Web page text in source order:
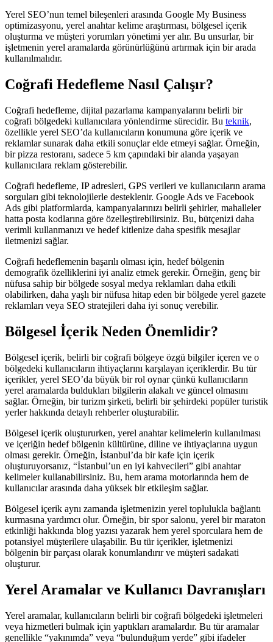
Yerel SEO’nun temel bileşenleri arasında Google My Business
optimizasyonu, yerel anahtar kelime araştırması, bölgesel içerik
oluşturma ve müşteri yorumları yönetimi yer alır. Bu unsurlar, bir
işletmenin yerel aramalarda görünürlüğünü artırmak için bir arada
kullanılmalıdır.
Coğrafi Hedefleme Nasıl Çalışır?
Coğrafi hedefleme, dijital pazarlama kampanyalarını belirli bir
coğrafi bölgedeki kullanıcılara yönlendirme sürecidir. Bu teknik,
özellikle yerel SEO’da kullanıcıların konumuna göre içerik ve
reklamlar sunarak daha etkili sonuçlar elde etmeyi sağlar. Örneğin,
bir pizza restoranı, sadece 5 km çapındaki bir alanda yaşayan
kullanıcılara reklam gösterebilir.
Coğrafi hedefleme, IP adresleri, GPS verileri ve kullanıcıların arama
sorguları gibi teknolojilerle desteklenir. Google Ads ve Facebook
Ads gibi platformlarda, kampanyalarınızı belirli şehirler, mahalleler
hatta posta kodlarına göre özelleştirebilirsiniz. Bu, bütçenizi daha
verimli kullanmanızı ve hedef kitlenize daha spesifik mesajlar
iletmenizi sağlar.
Coğrafi hedeflemenin başarılı olması için, hedef bölgenin
demografik özelliklerini iyi analiz etmek gerekir. Örneğin, genç bir
nüfusa sahip bir bölgede sosyal medya reklamları daha etkili
olabilirken, daha yaşlı bir nüfusa hitap eden bir bölgede yerel gazete
reklamları veya SEO stratejileri daha iyi sonuç verebilir.
Bölgesel İçerik Neden Önemlidir?
Bölgesel içerik, belirli bir coğrafi bölgeye özgü bilgiler içeren ve o
bölgedeki kullanıcıların ihtiyaçlarını karşılayan içeriklerdir. Bu tür
içerikler, yerel SEO’da büyük bir rol oynar çünkü kullanıcıların
yerel aramalarda buldukları bilgilerin alakalı ve güncel olmasını
sağlar. Örneğin, bir turizm şirketi, belirli bir şehirdeki popüler turistik
yerler hakkında detaylı rehberler oluşturabilir.
Bölgesel içerik oluştururken, yerel anahtar kelimelerin kullanılması
ve içeriğin hedef bölgenin kültürüne, diline ve ihtiyaçlarına uygun
olması gerekir. Örneğin, İstanbul’da bir kafe için içerik
oluşturuyorsanız, “İstanbul’un en iyi kahvecileri” gibi anahtar
kelimeler kullanabilirsiniz. Bu, hem arama motorlarında hem de
kullanıcılar arasında daha yüksek bir etkileşim sağlar.
Bölgesel içerik aynı zamanda işletmenizin yerel toplulukla bağlantı
kurmasına yardımcı olur. Örneğin, bir spor salonu, yerel bir maraton
etkinliği hakkında blog yazısı yazarak hem yerel sporculara hem de
potansiyel müşterilere ulaşabilir. Bu tür içerikler, işletmenizi
bölgenin bir parçası olarak konumlandırır ve müşteri sadakati
oluşturur.
Yerel Aramalar ve Kullanıcı Davranışları
Yerel aramalar, kullanıcıların belirli bir coğrafi bölgedeki işletmeleri
veya hizmetleri bulmak için yaptıkları aramalardır. Bu tür aramalar
genellikle “yakınımda” veya “bulunduğum yerde” gibi ifadeler